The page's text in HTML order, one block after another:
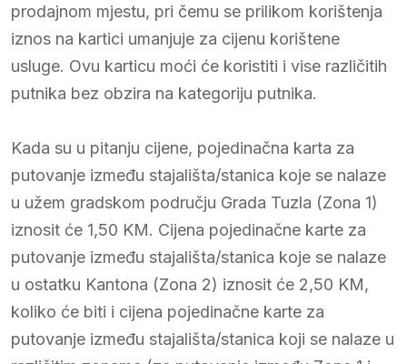
prodajnom mjestu, pri čemu se prilikom korištenja
iznos na kartici umanjuje za cijenu korištene
usluge. Ovu karticu moći će koristiti i vise različitih
putnika bez obzira na kategoriju putnika.
Kada su u pitanju cijene, pojedinačna karta za
putovanje između stajališta/stanica koje se nalaze
u užem gradskom području Grada Tuzla (Zona 1)
iznosit će 1,50 KM. Cijena pojedinačne karte za
putovanje između stajališta/stanica koje se nalaze
u ostatku Kantona (Zona 2) iznosit će 2,50 KM,
koliko će biti i cijena pojedinačne karte za
putovanje između stajališta/stanica koji se nalaze u